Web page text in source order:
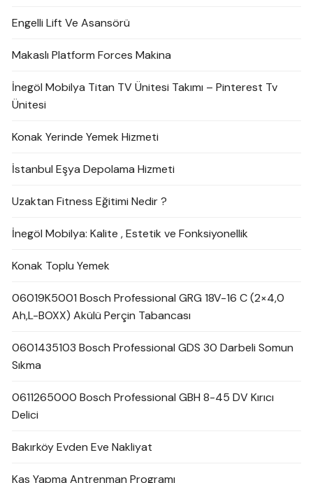
Engelli Lift Ve Asansörü
Makaslı Platform Forces Makina
İnegöl Mobilya Titan TV Ünitesi Takımı – Pinterest Tv
Ünitesi
Konak Yerinde Yemek Hizmeti
İstanbul Eşya Depolama Hizmeti
Uzaktan Fitness Eğitimi Nedir ?
İnegöl Mobilya: Kalite , Estetik ve Fonksiyonellik
Konak Toplu Yemek
06019K5001 Bosch Professional GRG 18V-16 C (2×4,0
Ah,L-BOXX) Akülü Perçin Tabancası
0601435103 Bosch Professional GDS 30 Darbeli Somun
Sıkma
0611265000 Bosch Professional GBH 8-45 DV Kırıcı
Delici
Bakırköy Evden Eve Nakliyat
Kas Yapma Antrenman Programı